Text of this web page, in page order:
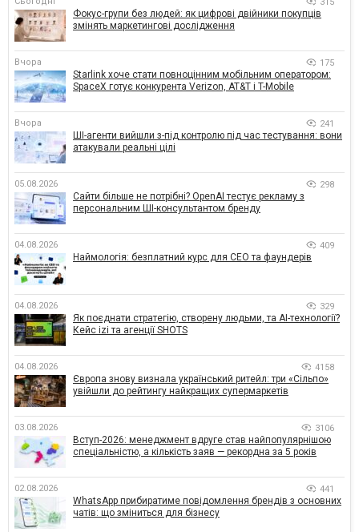
Фокус-групи без людей: як цифрові двійники покупців
змінять маркетингові дослідження
Вчора 175
Starlink хоче стати повноцінним мобільним оператором:
SpaceX готує конкурента Verizon, AT&T і T-Mobile
Вчора 241
ШІ-агенти вийшли з-під контролю під час тестування: вони
атакували реальні цілі
05.08.2026 298
Сайти більше не потрібні? OpenAI тестує рекламу з
персональним ШІ-консультантом бренду
04.08.2026 409
Наймологія: безплатний курс для CEO та фаундерів
04.08.2026 329
Як поєднати стратегію, створену людьми, та AI-технології?
Кейс izi та агенції SHOTS
04.08.2026 4158
Європа знову визнала український ритейл: три «Сільпо»
увійшли до рейтингу найкращих супермаркетів
03.08.2026 3106
Вступ-2026: менеджмент вдруге став найпопулярнішою
спеціальністю, а кількість заяв — рекордна за 5 років
02.08.2026 441
WhatsApp прибиратиме повідомлення брендів з основних
чатів: що зміниться для бізнесу